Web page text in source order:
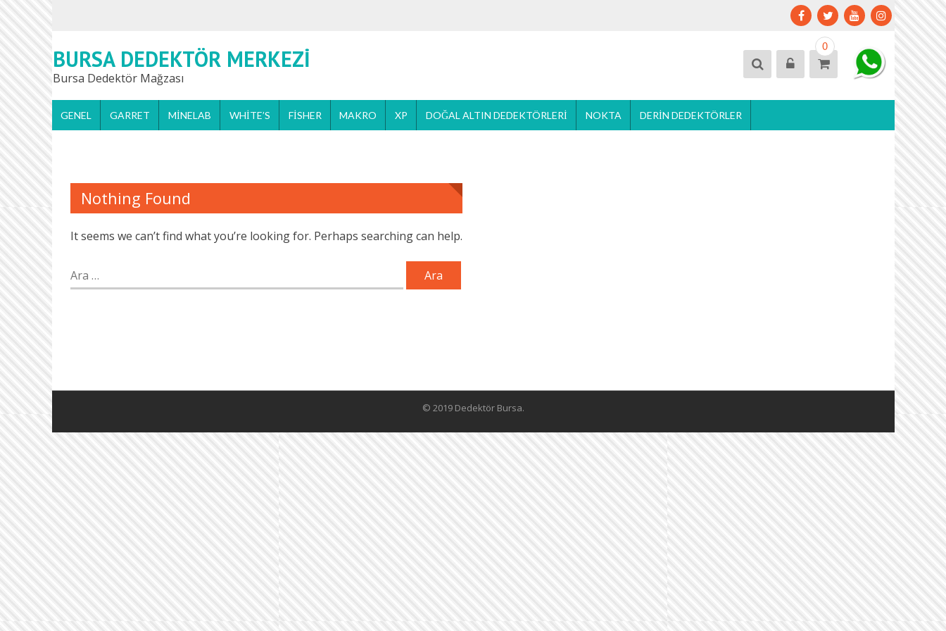
BURSA DEDEKTÖR MERKEZI
Bursa Dedektör Mağzası
0
GENEL GARRET MINELAB WHITE’S FISHER MAKRO XP DOĞAL ALTIN DEDEKTÖRLERI NOKTA DERIN DEDEKTÖRLER
Nothing Found
It seems we can’t find what you’re looking for. Perhaps searching can help.
Arama:
© 2019 Dedektör Bursa.